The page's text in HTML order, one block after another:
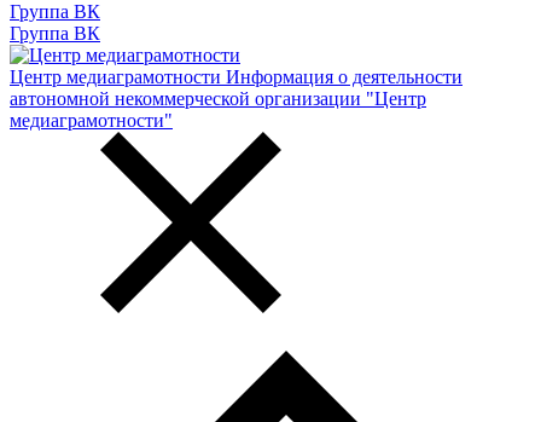
Группа ВК
Группа ВК
Центр медиаграмотности Информация о деятельности
автономной некоммерческой организации "Центр
медиаграмотности"